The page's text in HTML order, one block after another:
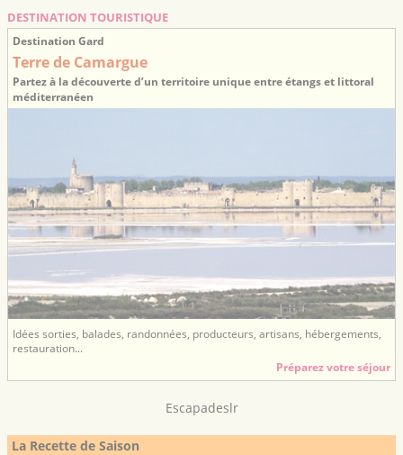
DESTINATION TOURISTIQUE
Destination Gard
Terre de Camargue
Partez à la découverte d’un territoire unique entre étangs et littoral
méditerranéen
Idées sorties, balades, randonnées, producteurs, artisans, hébergements,
restauration...
Préparez votre séjour
Escapadeslr
La Recette de Saison